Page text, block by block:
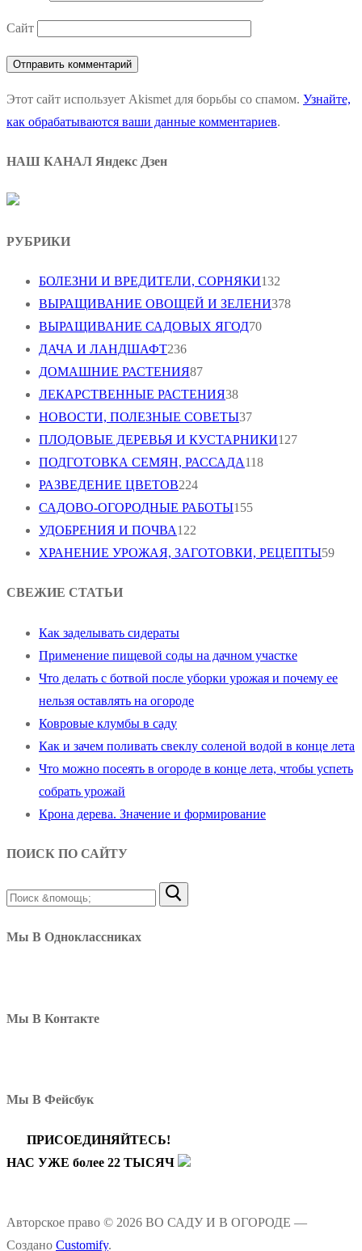
Сайт
Этот сайт использует Akismet для борьбы со спамом. Узнайте,
как обрабатываются ваши данные комментариев.
НАШ КАНАЛ Яндекс Дзен
РУБРИКИ
БОЛЕЗНИ И ВРЕДИТЕЛИ, СОРНЯКИ132
ВЫРАЩИВАНИЕ ОВОЩЕЙ И ЗЕЛЕНИ378
ВЫРАЩИВАНИЕ САДОВЫХ ЯГОД70
ДАЧА И ЛАНДШАФТ236
ДОМАШНИЕ РАСТЕНИЯ87
ЛЕКАРСТВЕННЫЕ РАСТЕНИЯ38
НОВОСТИ, ПОЛЕЗНЫЕ СОВЕТЫ37
ПЛОДОВЫЕ ДЕРЕВЬЯ И КУСТАРНИКИ127
ПОДГОТОВКА СЕМЯН, РАССАДА118
РАЗВЕДЕНИЕ ЦВЕТОВ224
САДОВО-ОГОРОДНЫЕ РАБОТЫ155
УДОБРЕНИЯ И ПОЧВА122
ХРАНЕНИЕ УРОЖАЯ, ЗАГОТОВКИ, РЕЦЕПТЫ59
СВЕЖИЕ СТАТЬИ
Как заделывать сидераты
Применение пищевой соды на дачном участке
Что делать с ботвой после уборки урожая и почему ее
нельзя оставлять на огороде
Ковровые клумбы в саду
Как и зачем поливать свеклу соленой водой в конце лета
Что можно посеять в огороде в конце лета, чтобы успеть
собрать урожай
Крона дерева. Значение и формирование
ПОИСК ПО САЙТУ
Найти:
Мы В Одноклассниках
Мы В Контакте
Мы В Фейсбук
ПРИСОЕДИНЯЙТЕСЬ!
НАС УЖЕ более 22 ТЫСЯЧ
Авторское право © 2026 ВО САДУ И В ОГОРОДЕ —
Создано Customify.